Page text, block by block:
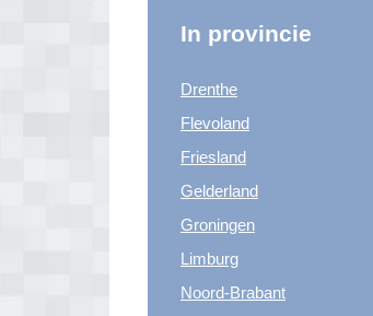
In provincie
Drenthe
Flevoland
Friesland
Gelderland
Groningen
Limburg
Noord-Brabant